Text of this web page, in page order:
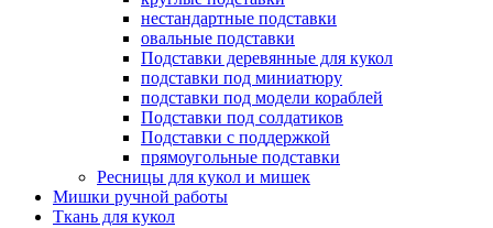
нестандартные подставки
овальные подставки
Подставки деревянные для кукол
подставки под миниатюру
подставки под модели кораблей
Подставки под солдатиков
Подставки с поддержкой
прямоугольные подставки
Ресницы для кукол и мишек
Мишки ручной работы
Ткань для кукол